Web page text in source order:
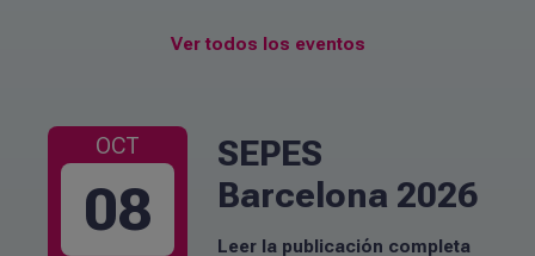
Ver todos los eventos
OCT
08
SEPES
Barcelona 2026
Leer la publicación completa